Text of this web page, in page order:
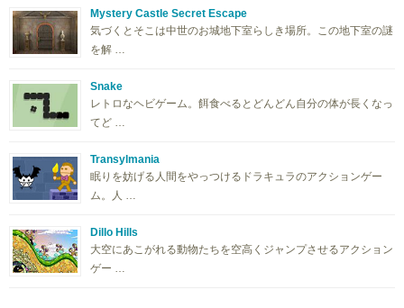
Mystery Castle Secret Escape
気づくとそこは中世のお城地下室らしき場所。この地下室の謎
を解 …
Snake
レトロなヘビゲーム。餌食べるとどんどん自分の体が長くなっ
てど …
Transylmania
眠りを妨げる人間をやっつけるドラキュラのアクションゲー
ム。人 …
Dillo Hills
大空にあこがれる動物たちを空高くジャンプさせるアクション
ゲー …